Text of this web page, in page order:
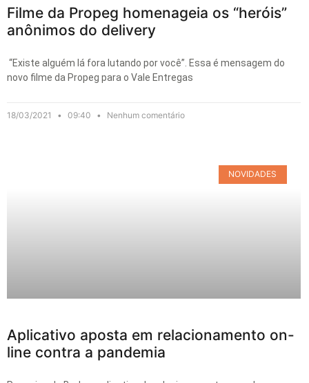
Filme da Propeg homenageia os “heróis”
anônimos do delivery
“Existe alguém lá fora lutando por você”. Essa é mensagem do
novo filme da Propeg para o Vale Entregas
18/03/2021 09:40 Nenhum comentário
NOVIDADES
Aplicativo aposta em relacionamento on-
line contra a pandemia